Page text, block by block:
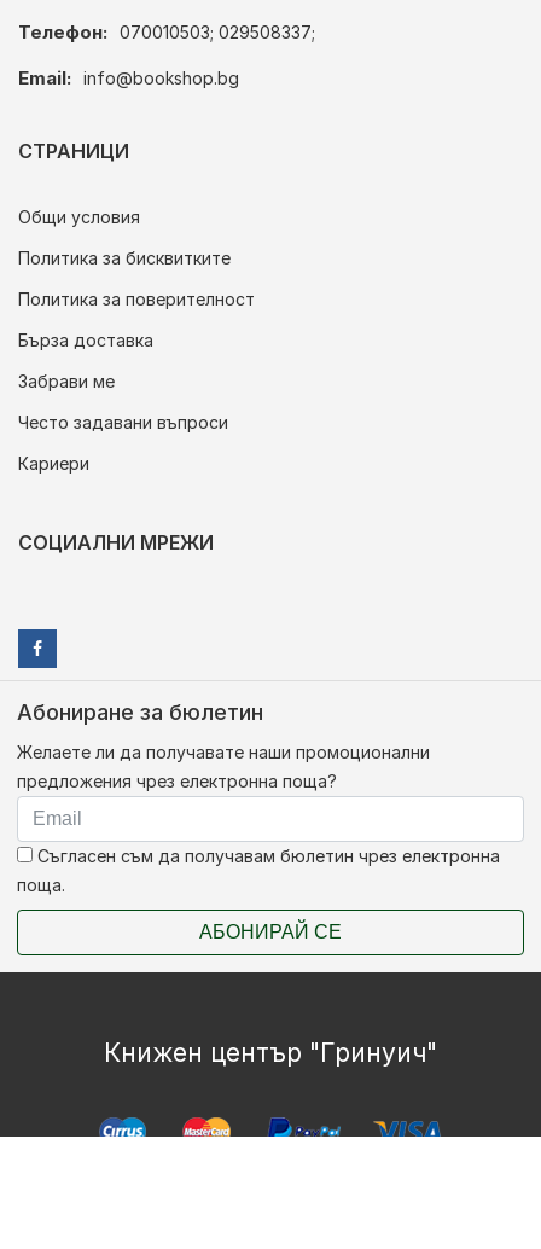
Телефон: 070010503; 029508337;
Email: info@bookshop.bg
СТРАНИЦИ
Общи условия
Политика за бисквитките
Политика за поверителност
Бърза доставка
Забрави ме
Често задавани въпроси
Кариери
СОЦИАЛНИ МРЕЖИ
Абониране за бюлетин
Желаете ли да получавате наши промоционални
предложения чрез електронна поща?
Съгласен съм да получавам бюлетин чрез електронна
поща.
АБОНИРАЙ СЕ
Книжен център "Гринуич"